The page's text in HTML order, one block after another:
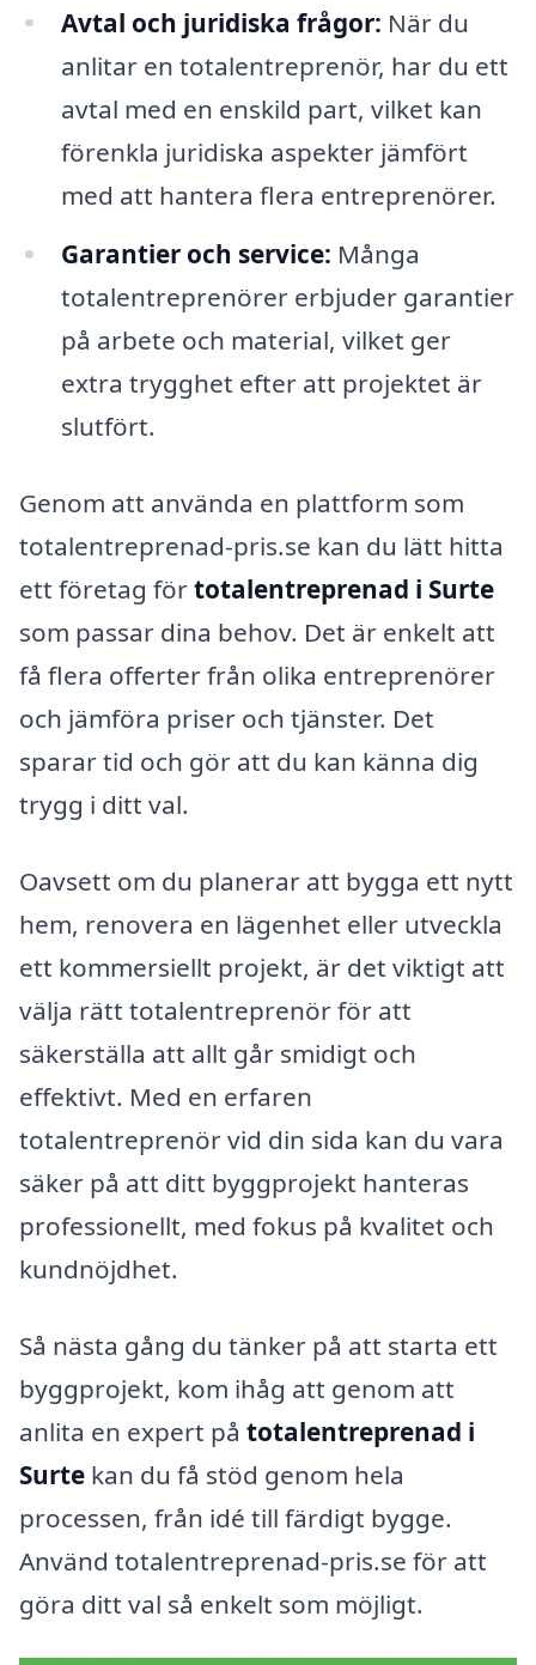
Avtal och juridiska frågor: När du
anlitar en totalentreprenör, har du ett
avtal med en enskild part, vilket kan
förenkla juridiska aspekter jämfört
med att hantera flera entreprenörer.
Garantier och service: Många
totalentreprenörer erbjuder garantier
på arbete och material, vilket ger
extra trygghet efter att projektet är
slutfört.
Genom att använda en plattform som
totalentreprenad-pris.se kan du lätt hitta
ett företag förtotalentreprenad i Surte
som passar dina behov. Det är enkelt att
få flera offerter från olika entreprenörer
och jämföra priser och tjänster. Det
sparar tid och gör att du kan känna dig
trygg i ditt val.
Oavsett om du planerar att bygga ett nytt
hem, renovera en lägenhet eller utveckla
ett kommersiellt projekt, är det viktigt att
välja rätt totalentreprenör för att
säkerställa att allt går smidigt och
effektivt. Med en erfaren
totalentreprenör vid din sida kan du vara
säker på att ditt byggprojekt hanteras
professionellt, med fokus på kvalitet och
kundnöjdhet.
Så nästa gång du tänker på att starta ett
byggprojekt, kom ihåg att genom att
anlita en expert på totalentreprenad i
Surte kan du få stöd genom hela
processen, från idé till färdigt bygge.
Använd totalentreprenad-pris.se för att
göra ditt val så enkelt som möjligt.